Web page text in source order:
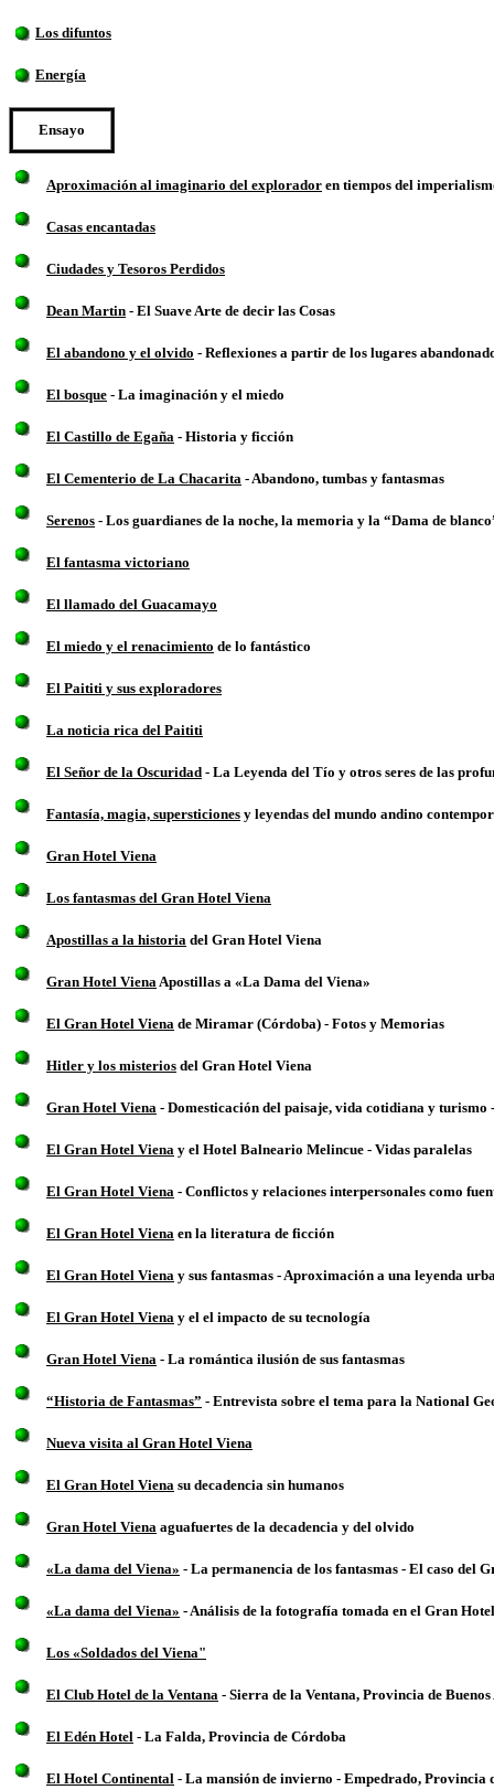
Los difuntos
Energía
Ensayo
Aproximación al imaginario del explorador en tiempos del
Casas encantadas
Ciudades y Tesoros Perdidos
Dean Martin - El Suave Arte de decir las Cosas
El abandono y el olvido - Reflexiones a partir de los lugares
El bosque - La imaginación y el miedo
El Castillo de Egaña - Historia y ficción
El Cementerio de La Chacarita - Abandono, tumbas y fantasmas
Serenos - Los guardianes de la noche, la memoria y la “Dama de
El fantasma victoriano
El llamado del Guacamayo
El miedo y el renacimiento de lo fantástico
El Paititi y sus exploradores
La noticia rica del Paititi
El Señor de la Oscuridad - La Leyenda del Tío y otros seres de las
Fantasía, magia, supersticiones y leyendas del mundo andino
Gran Hotel Viena
Los fantasmas del Gran Hotel Viena
Apostillas a la historia del Gran Hotel Viena
Gran Hotel VienaApostillas a «La Dama del Viena»
El Gran Hotel Viena de Miramar (Córdoba) - Fotos y Memorias
Hitler y los misterios del Gran Hotel Viena
Gran Hotel Viena - Domesticación del paisaje, vida cotidiana y
El Gran Hotel Viena y el Hotel Balneario Melincue - Vidas paralelas
El Gran Hotel Viena - Conflictos y relaciones interpersonales como
El Gran Hotel Viena en la literatura de ficción
El Gran Hotel Viena y sus fantasmas - Aproximación a una leyenda
El Gran Hotel Viena y el el impacto de su tecnología
Gran Hotel Viena - La romántica ilusión de sus fantasmas
“Historia de Fantasmas” - Entrevista sobre el tema para la National
Nueva visita al Gran Hotel Viena
El Gran Hotel Viena su decadencia sin humanos
Gran Hotel Viena aguafuertes de la decadencia y del olvido
«La dama del Viena» - La permanencia de los fantasmas - El caso del
«La dama del Viena» - Análisis de la fotografía tomada en el Gran
Los «Soldados del Viena"
El Club Hotel de la Ventana - Sierra de la Ventana, Provincia de Buenos
El Edén Hotel - La Falda, Provincia de Córdoba
El Hotel Continental - La mansión de invierno - Empedrado, Provincia